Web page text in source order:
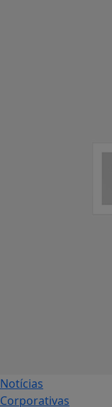
Notícias
Corporativas